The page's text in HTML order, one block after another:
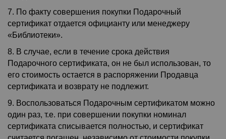
7. По факту совершения покупки Подарочный
сертификат отдается официанту или менеджеру
«Библиотеки».
8. В случае, если в течение срока действия
Подарочного сертификата, он не был использован, то
его стоимость остается в распоряжении Продавца
сертификата и возврату не подлежит.
9. Воспользоваться Подарочным сертификатом можно
один раз, т.е. при совершении покупки номинал
сертификата списывается полностью, и сертификат